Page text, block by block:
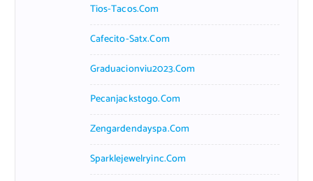
Tios-Tacos.com
Cafecito-Satx.com
Graduacionviu2023.com
Pecanjackstogo.com
Zengardendayspa.com
Sparklejewelryinc.com